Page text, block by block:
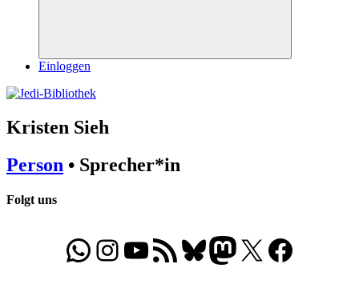
Suchen
Einloggen
Kristen Sieh
Person • Sprecher*in
Folgt uns
WhatsApp
Folgt uns auf Instagram
Besucht unseren YouTube-Kanal
RSS-FeedBluesky
Folgt uns auf Mastodon
X Folgt uns auf